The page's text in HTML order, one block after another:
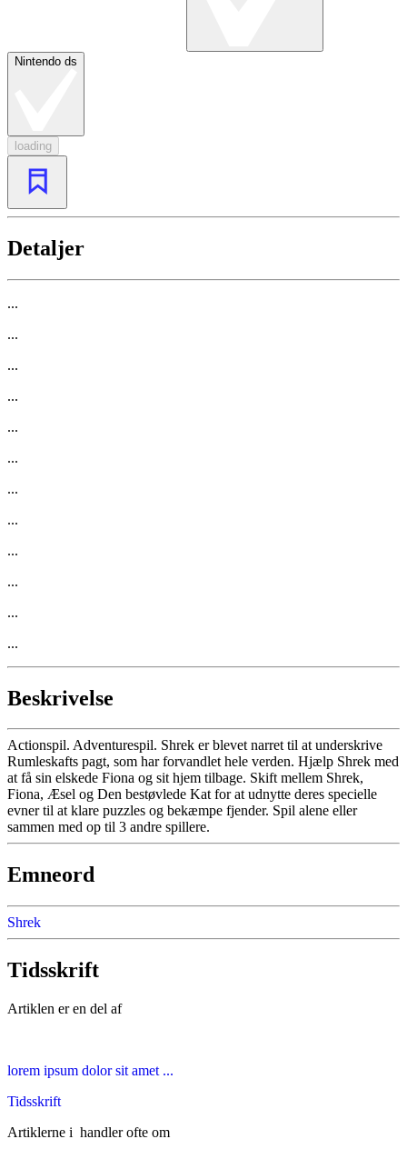
Nintendo ds
loading
Detaljer
...
...
...
...
...
...
...
...
...
...
...
...
Beskrivelse
Actionspil. Adventurespil. Shrek er blevet narret til at underskrive
Rumleskafts pagt, som har forvandlet hele verden. Hjælp Shrek med
at få sin elskede Fiona og sit hjem tilbage. Skift mellem Shrek,
Fiona, Æsel og Den bestøvlede Kat for at udnytte deres specielle
evner til at klare puzzles og bekæmpe fjender. Spil alene eller
sammen med op til 3 andre spillere.
Emneord
Shrek
Tidsskrift
Artiklen er en del af
lorem ipsum dolor sit amet ...
Tidsskrift
Artiklerne i handler ofte om